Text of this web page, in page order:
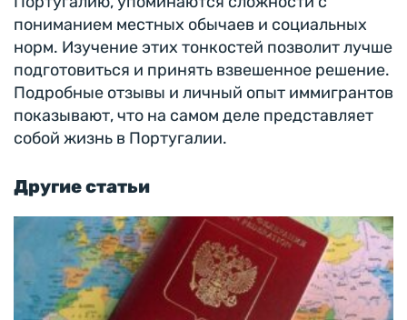
пониманием местных обычаев и социальных
норм. Изучение этих тонкостей позволит лучше
подготовиться и принять взвешенное решение.
Подробные отзывы и личный опыт иммигрантов
показывают, что на самом деле представляет
собой жизнь в Португалии.
Другие статьи